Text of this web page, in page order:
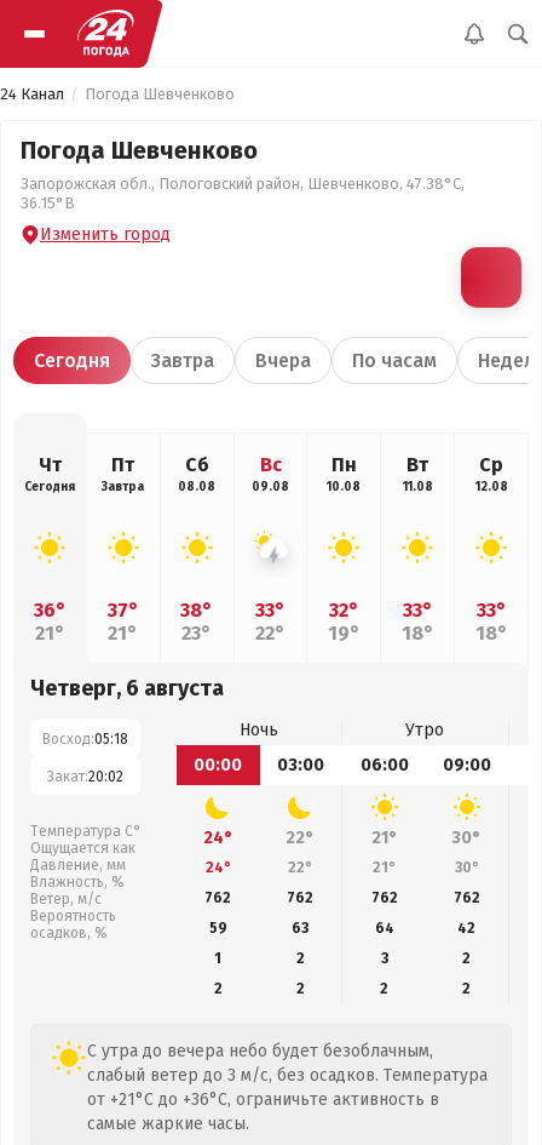
24 Канал Погода Шевченково
Погода Шевченково
Запорожская обл., Пологовский район, Шевченково, 47.38°С,
36.15°В
Изменить город
Сегодня Завтра Вчера По часам
Чт
Сегодня
36°
21°
Пт
Завтра
37°
21°
Сб
08.08
38°
23°
Вс
09.08
33°
22°
Пн
10.08
32°
19°
Вт
11.08
33°
18°
Ср
12.08
33°
18°
Четверг, 6 августа
Восход:05:18
Закат:20:02
Температура С°
Ощущается как
Давление, мм
Влажность, %
Ветер, м/с
Вероятность
осадков, %
Ночь
Утро
00:00
03:00 06:00 09:00
24° 22° 21° 30°
24° 22° 21° 30°
762
762 762 762
59
63 64 42
1
2 3
2
2
2 2 2
С утра до вечера небо будет безоблачным,
слабый ветер до 3 м/с, без осадков. Температура
от +21°C до +36°C, ограничьте активность в
самые жаркие часы.